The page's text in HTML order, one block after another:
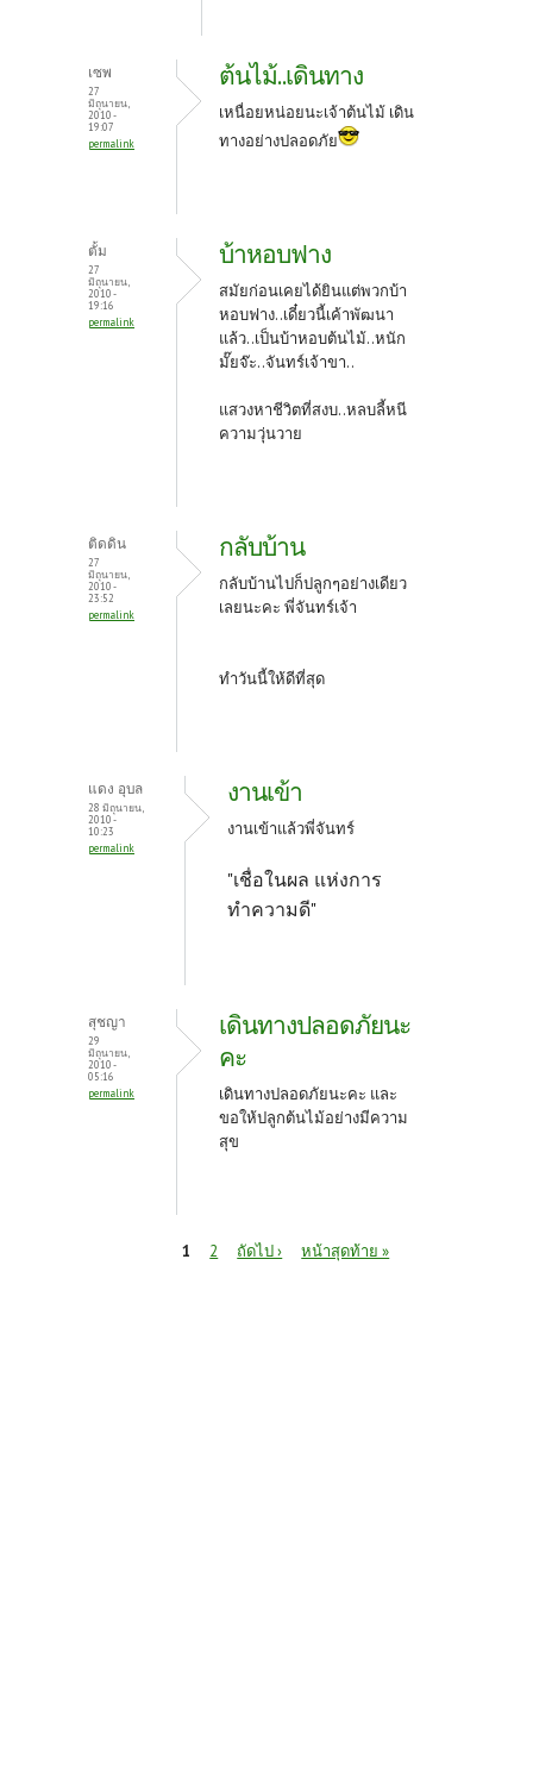
เซพ
27
มิถุนายน,
2010 -
19:07
permalink
ต้นไม้..เดินทาง
เหนื่อยหน่อยนะเจ้าต้นไม้ เดิน
ทางอย่างปลอดภัย
ตั้ม
27
มิถุนายน,
2010 -
19:16
permalink
บ้าหอบฟาง
สมัยก่อนเคยได้ยินแต่พวกบ้า
หอบฟาง..เดี๋ยวนี้เค้าพัฒนา
แล้ว..เป็นบ้าหอบต้นไม้..หนัก
มั๊ยจ๊ะ..จันทร์เจ้าขา..
แสวงหาชีวิตที่สงบ..หลบลี้หนี
ความวุ่นวาย
ติดดิน
27
มิถุนายน,
2010 -
23:52
permalink
กลับบ้าน
กลับบ้านไปก็ปลูกๆอย่างเดียว
เลยนะคะ พี่จันทร์เจ้า
ทำวันนี้ให้ดีที่สุด
แดง อุบล
28 มิถุนายน,
2010 -
10:23
permalink
งานเข้า
งานเข้าแล้วพี่จันทร์
"เชื่อในผล แห่งการ
ทำความดี"
สุชญา
29
มิถุนายน,
2010 -
05:16
permalink
เดินทางปลอดภัยนะ
คะ
เดินทางปลอดภัยนะคะ และ
ขอให้ปลูกต้นไม้อย่างมีความ
สุข
1 2 ถัดไป › หน้าสุดท้าย »